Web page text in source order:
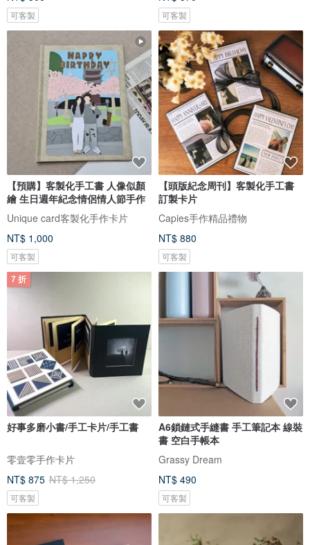
可客製 可客製
【預購】客製化手工書 人像似顏
繪 生日週年紀念情侶情人節手作
Unique card客製化手作卡片
NT$ 1,000
可客製
【頭版紀念周刊】客製化手工書
訂製卡片
Capies手作精品禮物
NT$ 880
可客製
7 折
好事多磨小書/手工卡片/手工書
零壹零手作卡片
NT$ 875 NT$ 1,250
可客製
A6鎖鏈式手縫書 手工筆記本 線裝
書 空白手帳本
Grassy Dream
NT$ 490
可客製